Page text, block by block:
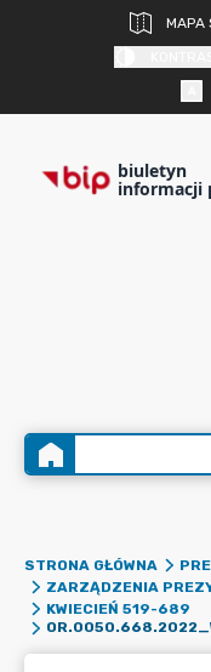
MAPA
biuletyn
informacji
STRONA GŁÓWNA
ZARZĄDZENIA
KWIECIEŃ 519-689